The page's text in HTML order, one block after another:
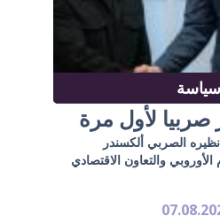
سياسة
لأول مرة
الصربي ألكسندر
والتعاون الاقتصادي